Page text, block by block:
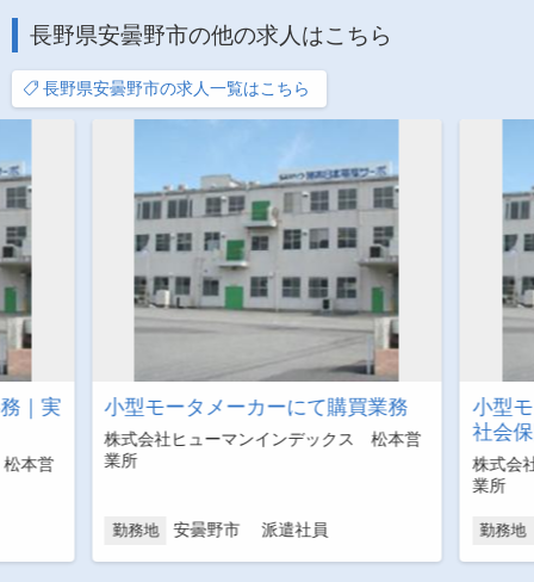
長野県安曇野市の他の求人はこちら
長野県安曇野市の求人一覧はこちら
｜実
本営
小型モータメーカーにて購買業務
株式会社ヒューマンインデックス 松本営
業所
勤務地 安曇野市 派遣社員
小型
社会
株式会
業所
勤務地